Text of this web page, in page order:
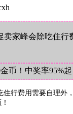
卖家峰会除吃住
币！中奖率95%
住行费用需要自理